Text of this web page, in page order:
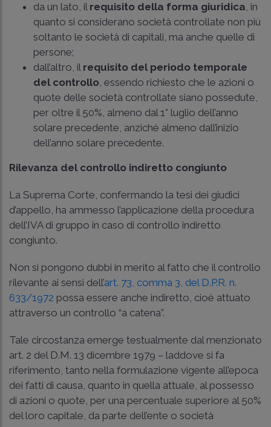
da un lato, il requisito della forma giuridica, in
quanto si considerano società controllate non più
soltanto le società di capitali, ma anche quelle di
persone;
dall’altro, il requisito del periodo temporale
del controllo, essendo richiesto che le azioni o
quote delle società controllate siano possedute,
per oltre il 50%, almeno dal 1° luglio dell’anno
solare precedente, anziché almeno dall’inizio
dell’anno solare precedente.
Rilevanza del controllo indiretto congiunto
La Suprema Corte, confermando la tesi dei giudici
d’appello, ha ammesso l’applicazione della procedura
dell’IVA di gruppo in caso di controllo indiretto
congiunto.
Non si pongono dubbi in merito al fatto che il controllo
rilevante ai sensi dell’art. 73, comma 3, del D.P.R. n.
633/1972 possa essere anche indiretto, cioè attuato
attraverso un controllo “a catena”.
Tale circostanza emerge testualmente dal menzionato
art. 2 del D.M. 13 dicembre 1979 – laddove si fa
riferimento, tanto nella formulazione vigente all’epoca
dei fatti di causa, quanto in quella attuale, al possesso
di azioni o quote, per una percentuale superiore al 50%
del loro capitale, da parte dell’ente o società